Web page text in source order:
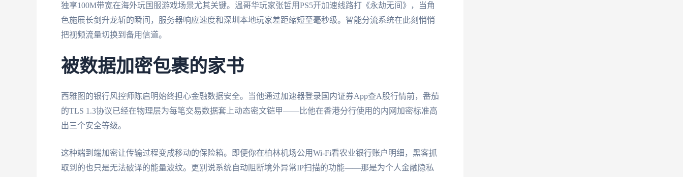
独享100M带宽在海外玩国服游戏场景尤其关键。温哥华玩家张哲用PS5开加速线路打《永劫无间》，当角
色施展长剑升龙斩的瞬间，服务器响应速度和深圳本地玩家差距缩短至毫秒级。智能分流系统在此刻悄悄
把视频流量切换到备用信道。
被数据加密包裹的家书
西雅图的银行风控师陈启明始终担心金融数据安全。当他通过加速器登录国内证券App查A股行情前，番茄
的TLS 1.3协议已经在物理层为每笔交易数据套上动态密文铠甲——比他在香港分行使用的内网加密标准高
出三个安全等级。
这种端到端加密让传输过程变成移动的保险箱。即便你在柏林机场公用Wi-Fi看农业银行账户明细，黑客抓
取到的也只是无法破译的能量波纹。更别说系统自动阻断境外异常IP扫描的功能——那是为个人金融隐私